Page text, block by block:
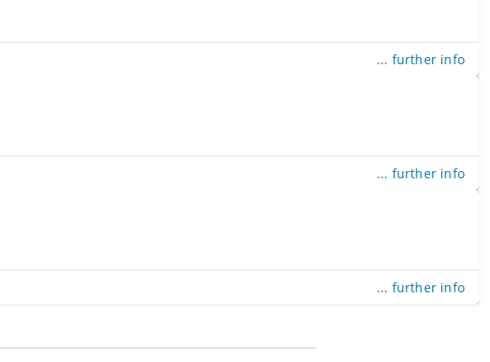
... further info
... further info
... further info